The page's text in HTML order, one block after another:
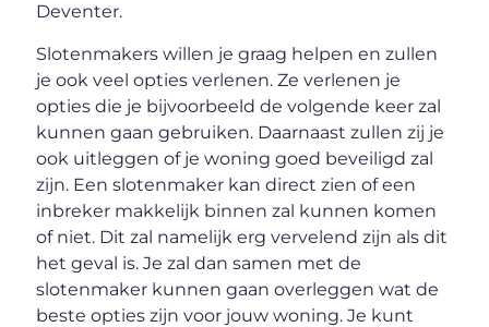
Deventer.
Slotenmakers willen je graag helpen en zullen
je ook veel opties verlenen. Ze verlenen je
opties die je bijvoorbeeld de volgende keer zal
kunnen gaan gebruiken. Daarnaast zullen zij je
ook uitleggen of je woning goed beveiligd zal
zijn. Een slotenmaker kan direct zien of een
inbreker makkelijk binnen zal kunnen komen
of niet. Dit zal namelijk erg vervelend zijn als dit
het geval is. Je zal dan samen met de
slotenmaker kunnen gaan overleggen wat de
beste opties zijn voor jouw woning. Je kunt